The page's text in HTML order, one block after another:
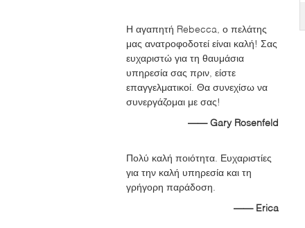
Η αγαπητή Rebecca, ο πελάτης
μας ανατροφοδοτεί είναι καλή! Σας
ευχαριστώ για τη θαυμάσια
υπηρεσία σας πριν, είστε
επαγγελματικοί. Θα συνεχίσω να
συνεργάζομαι με σας!
—— Gary Rosenfeld
Πολύ καλή ποιότητα. Ευχαριστίες
για την καλή υπηρεσία και τη
γρήγορη παράδοση.
—— Erica